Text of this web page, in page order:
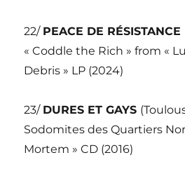
22/ PEACE DE RÉSISTANCE
« Coddle the Rich » from «
Debris » LP (2024)
23/ DURES ET GAYS
Sodomites des Quartiers
Mortem » CD (2016)